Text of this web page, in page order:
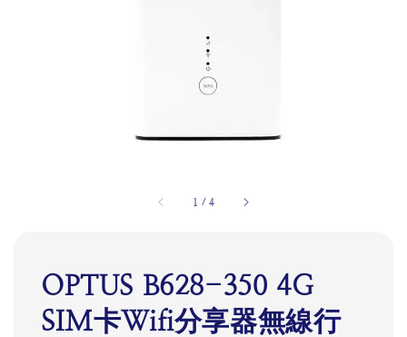
1 /4
OPTUS B628-350 4G
SIM卡Wifi分享器無線行